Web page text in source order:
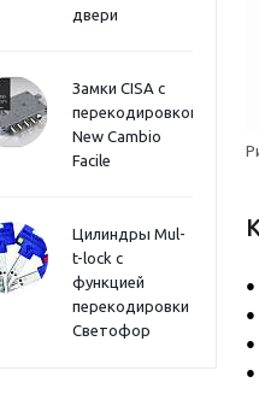
двери
Замки CISA с
перекодировкой
New Cambio
Facile
Цилиндры Mul-
t-lock с
функцией
перекодировки
Светофор